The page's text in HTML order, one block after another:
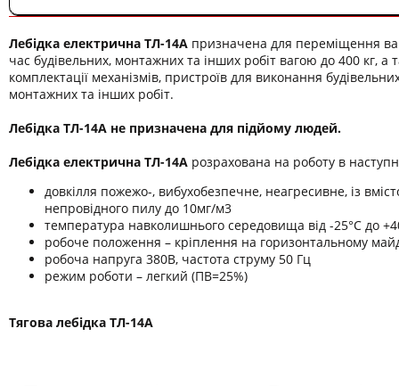
Лебідка електрична ТЛ-14А призначена для переміщення
час будівельних, монтажних та інших робіт вагою до 400 кг, а
комплектації механізмів, пристроїв для виконання
монтажних та інших робіт.
Лебідка ТЛ-14А не призначена для підйому людей.
Лебідка електрична ТЛ-14А розрахована на роботу в
довкілля пожежо-, вибухобезпечне, неагресивне, із
непровідного пилу до 10мг/м3
температура навколишнього середовища від -25°С до
робоче положення – кріплення на горизонтальному
робоча напруга 380В, частота струму 50 Гц
режим роботи – легкий (ПВ=25%)
Тягова лебідка ТЛ-14А